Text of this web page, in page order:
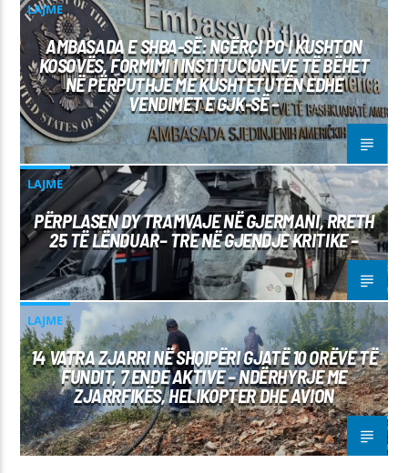
LAJME
AMBASADA E SHBA-SË: NGËRÇI PO I KUSHTON
KOSOVËS, FORMIMI I INSTITUCIONEVE TË BËHET
NË PËRPUTHJE ME KUSHTETUTËN EDHE
VENDIMET E GJK-SË –
LAJME
PËRPLASEN DY TRAMVAJE NË GJERMANI, RRETH
25 TË LËNDUAR– TRE NË GJENDJE KRITIKE –
LAJME
14 VATRA ZJARRI NË SHQIPËRI GJATË 10 ORËVE TË
FUNDIT, 7 ENDE AKTIVE – NDËRHYRJE ME
ZJARRFIKËS, HELIKOPTER DHE AVION